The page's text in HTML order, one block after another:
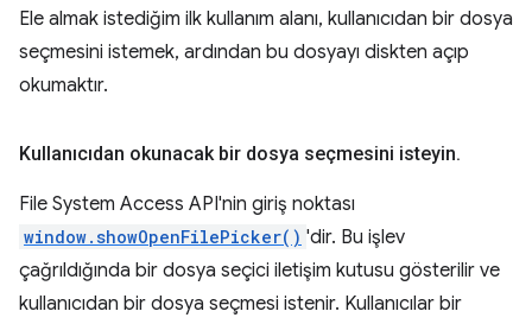
Ele almak istediğim ilk kullanım alanı, kullanıcıdan bir dosya
seçmesini istemek, ardından bu dosyayı diskten açıp
okumaktır.
Kullanıcıdan okunacak bir dosya seçmesini isteyin.
File System Access API'nin giriş noktası
window.showOpenFilePicker() 'dir. Bu işlev
çağrıldığında bir dosya seçici iletişim kutusu gösterilir ve
kullanıcıdan bir dosya seçmesi istenir. Kullanıcılar bir